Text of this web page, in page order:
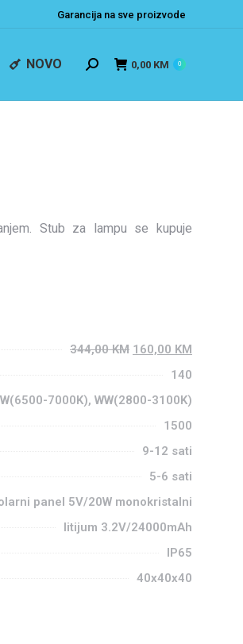
Garancija na sve proizvode
NOVO 0,00 KM 0
Stub za lampu se kupuje
344,00KM 160,00 KM
140
7000K), WW(2800-3100K)
1500
9-12 sati
5-6 sati
panel 5V/20W monokristalni
litijum 3.2V/24000mAh
IP65
40x40x40